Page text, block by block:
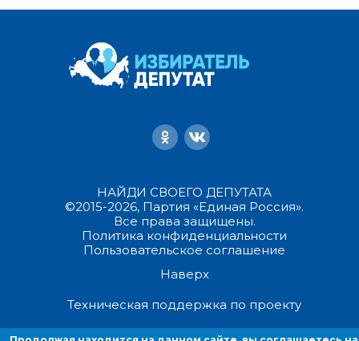
НАЙДИ СВОЕГО ДЕПУТАТА
©2015-2026, Партия «Единая Россия».
Все права защищены.
Политика конфиденциальности
Пользовательское соглашение
Наверх
Техническая поддержка по проекту